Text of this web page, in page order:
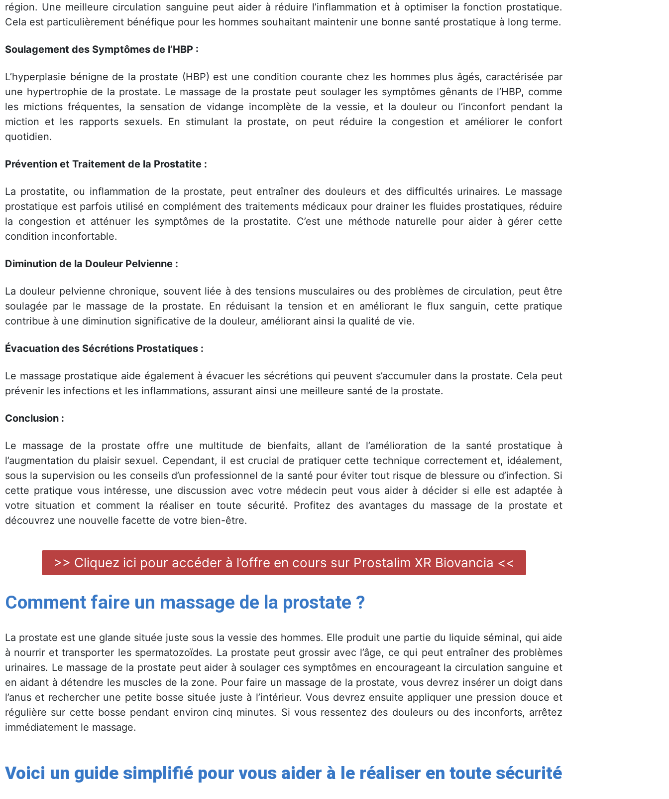
région. Une meilleure circulation sanguine peut aider à réduire l’inflammation et à optimiser la fonction prostatique.
Cela est particulièrement bénéfique pour les hommes souhaitant maintenir une bonne santé prostatique à long terme.
Soulagement des Symptômes de l’HBP :
L’hyperplasie bénigne de la prostate (HBP) est une condition courante chez les hommes plus âgés, caractérisée par
une hypertrophie de la prostate. Le massage de la prostate peut soulager les symptômes gênants de l’HBP, comme
les mictions fréquentes, la sensation de vidange incomplète de la vessie, et la douleur ou l’inconfort pendant la
miction et les rapports sexuels. En stimulant la prostate, on peut réduire la congestion et améliorer le confort
quotidien.
Prévention et Traitement de la Prostatite :
La prostatite, ou inflammation de la prostate, peut entraîner des douleurs et des difficultés urinaires. Le massage
prostatique est parfois utilisé en complément des traitements médicaux pour drainer les fluides prostatiques, réduire
la congestion et atténuer les symptômes de la prostatite. C’est une méthode naturelle pour aider à gérer cette
condition inconfortable.
Diminution de la Douleur Pelvienne :
La douleur pelvienne chronique, souvent liée à des tensions musculaires ou des problèmes de circulation, peut être
soulagée par le massage de la prostate. En réduisant la tension et en améliorant le flux sanguin, cette pratique
contribue à une diminution significative de la douleur, améliorant ainsi la qualité de vie.
Évacuation des Sécrétions Prostatiques :
Le massage prostatique aide également à évacuer les sécrétions qui peuvent s’accumuler dans la prostate. Cela peut
prévenir les infections et les inflammations, assurant ainsi une meilleure santé de la prostate.
Conclusion :
Le massage de la prostate offre une multitude de bienfaits, allant de l’amélioration de la santé prostatique à
l’augmentation du plaisir sexuel. Cependant, il est crucial de pratiquer cette technique correctement et, idéalement,
sous la supervision ou les conseils d’un professionnel de la santé pour éviter tout risque de blessure ou d’infection. Si
cette pratique vous intéresse, une discussion avec votre médecin peut vous aider à décider si elle est adaptée à
votre situation et comment la réaliser en toute sécurité. Profitez des avantages du massage de la prostate et
découvrez une nouvelle facette de votre bien-être.
>> Cliquez ici pour accéder à l’offre en cours sur Prostalim XR Biovancia <<
Comment faire un massage de la prostate ?
La prostate est une glande située juste sous la vessie des hommes. Elle produit une partie du liquide séminal, qui aide
à nourrir et transporter les spermatozoïdes. La prostate peut grossir avec l’âge, ce qui peut entraîner des problèmes
urinaires. Le massage de la prostate peut aider à soulager ces symptômes en encourageant la circulation sanguine et
en aidant à détendre les muscles de la zone. Pour faire un massage de la prostate, vous devrez insérer un doigt dans
l’anus et rechercher une petite bosse située juste à l’intérieur. Vous devrez ensuite appliquer une pression douce et
régulière sur cette bosse pendant environ cinq minutes. Si vous ressentez des douleurs ou des inconforts, arrêtez
immédiatement le massage.
Voici un guide simplifié pour vous aider à le réaliser en toute sécurité